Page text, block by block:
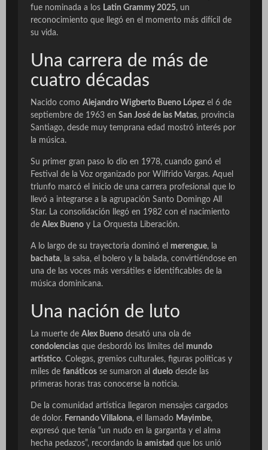
fue nominada a los Latin Grammy 2025, un
reconocimiento que llegó en el momento más difícil de
su vida.
Una carrera de más de
cuatro décadas
Nacido como Alejandro Wigberto Bueno López el 6 de
septiembre de 1963 en San José de las Matas, provincia
Santiago, desde muy temprana edad mostró interés por
la música.
Su primer gran paso lo dio en 1978, cuando ganó el
Festival de la Voz organizado por Wilfrido Vargas. Aquel
triunfo marcó el inicio de una carrera profesional que lo
llevó a integrarse a la agrupación Santo Domingo All
Star. La consolidación llegó en 1982 con el nacimiento
de Alex Bueno y La Orquesta Liberación.
A lo largo de su trayectoria dominó el merengue, la
bachata, la salsa, el bolero y la balada, convirtiéndose en
una de las voces más versátiles e identificables de la
música dominicana.
Una nación de luto
La muerte de Alex Bueno desató una ola de
condolencias que desbordó los límites del mundo
artístico. Colegas, gremios culturales, figuras políticas y
miles de fanáticos se sumaron al duelo desde las
primeras horas tras conocerse la noticia.
De la comunidad artística llegaron mensajes cargados
de dolor. Fernando Villalona, el llamado Mayimbe,
expresó que tenía “un nudo en la garganta y el alma
hecha pedazos”, recordando la amistad que los unió